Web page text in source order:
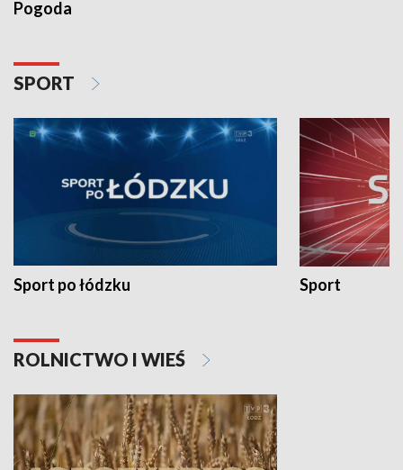
Pogoda
SPORT
Sport po łódzku Sport
ROLNICTWO I WIEŚ